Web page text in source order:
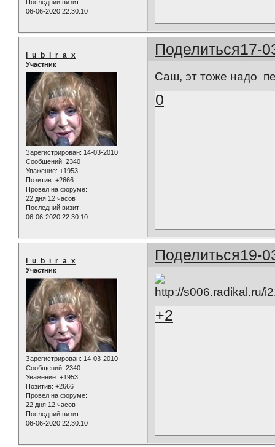
Последний визит:
06-06-2020 22:30:10
Поделиться17-
l_u_b_i_r_a_x
Участник
Зарегистрирован: 14-03-2010
Сообщений: 2340
Уважение: +1953
Позитив: +2666
Провел на форуме:
22 дня 12 часов
Последний визит:
06-06-2020 22:30:10
Саш, эт тоже надо
0
Поделиться19-
l_u_b_i_r_a_x
Участник
Зарегистрирован: 14-03-2010
Сообщений: 2340
Уважение: +1953
Позитив: +2666
Провел на форуме:
22 дня 12 часов
Последний визит:
06-06-2020 22:30:10
+2